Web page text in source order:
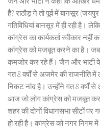
हैै? राठौड़ ने तो पूर्व में बानसूर
गतिविधियां बानसूर में ही रही है।
कांग्रेस का कार्यकर्ता स्वीकार
कांग्रेस को मजबूत करने का है।
कमजोर कर रहे हैं। जैन और भाटी के
गत 8 वर्षों से अजमेर की
निकट नांद है। उन्होंने गत 8 वर्षों
आज जो लोग कांग्रेस को मजबूत
शहर की दोनों विधानसभा सीटों पर
हो रही है। कांग्रेस को नगर निगम में